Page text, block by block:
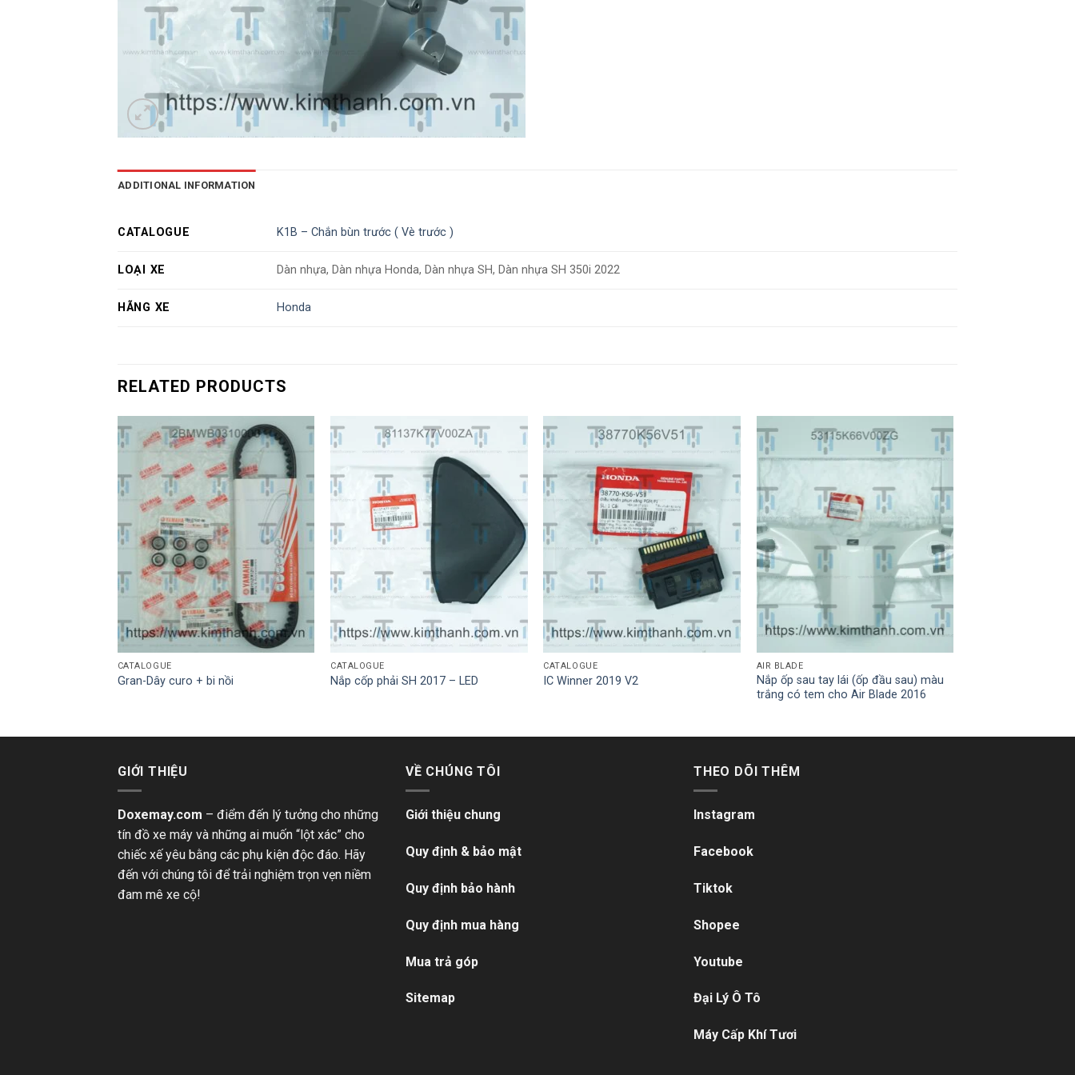
ADDITIONAL INFORMATION
CATALOGUE K1B – Chắn bùn trước ( Vè trước )
LOẠI XE Dàn nhựa, Dàn nhựa Honda, Dàn nhựa SH, Dàn nhựa SH 350i 2022
HÃNG XE Honda
RELATED PRODUCTS
CATALOGUE
Gran-Dây curo + bi nồi
CATALOGUE
Nắp cốp phải SH 2017 – LED
CATALOGUE
IC Winner 2019 V2
AIR BLADE
Nắp ốp sau tay lái (ốp đầu sau) màu
trắng có tem cho Air Blade 2016
GIỚI THIỆU
Doxemay.com – điểm đến lý tưởng cho những
tín đồ xe máy và những ai muốn “lột xác” cho
chiếc xế yêu bằng các phụ kiện độc đáo. Hãy
đến với chúng tôi để trải nghiệm trọn vẹn niềm
đam mê xe cộ!
VỀ CHÚNG TÔI
Giới thiệu chung
Quy định & bảo mật
Quy định bảo hành
Quy định mua hàng
Mua trả góp
Sitemap
THEO DÕI THÊM
Instagram
Facebook
Tiktok
Shopee
Youtube
Đại Lý Ô Tô
Máy Cấp Khí Tươi